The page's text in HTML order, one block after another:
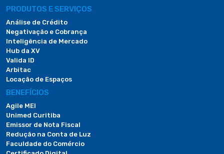
PRODUTOS E SERVIÇOS
Análise de Crédito
Negativação e Cobrança
Inteligência de Mercado
Hub da XV
Valida ID
Arbitac
Locação de Espaços
BENEFÍCIOS
Agile MEI
Unimed Curitiba
Emissor de Nota Fiscal
Redução na Conta de Luz
Faculdade do Comércio